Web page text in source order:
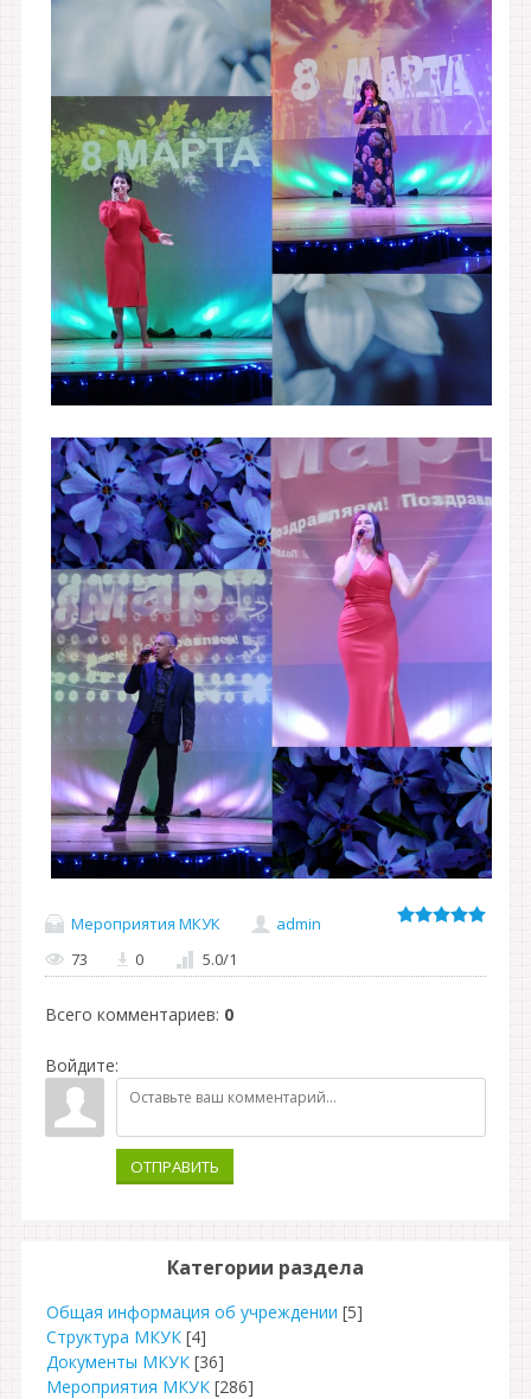
Мероприятия МКУК
admin
73
0 5.0/1
Всего комментариев: 0
Войдите:
ОТПРАВИТЬ
Категории раздела
Общая информация об учреждении [5]
Структура МКУК [4]
Документы МКУК [36]
Мероприятия МКУК [286]